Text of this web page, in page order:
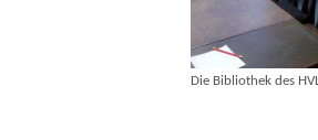
Die Bibliothek des HVL